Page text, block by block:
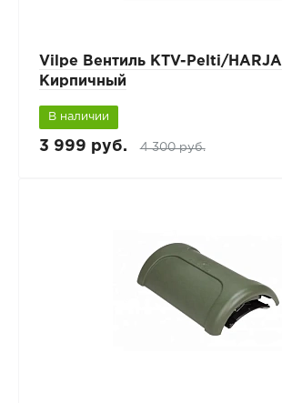
Vilpe Вентиль KTV-Pelti/HARJA
Кирпичный
В наличии
3 999 руб. 4 300 руб.